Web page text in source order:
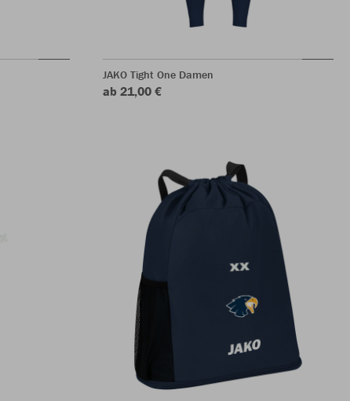
JAKO Tight One Damen
ab 21,00 €